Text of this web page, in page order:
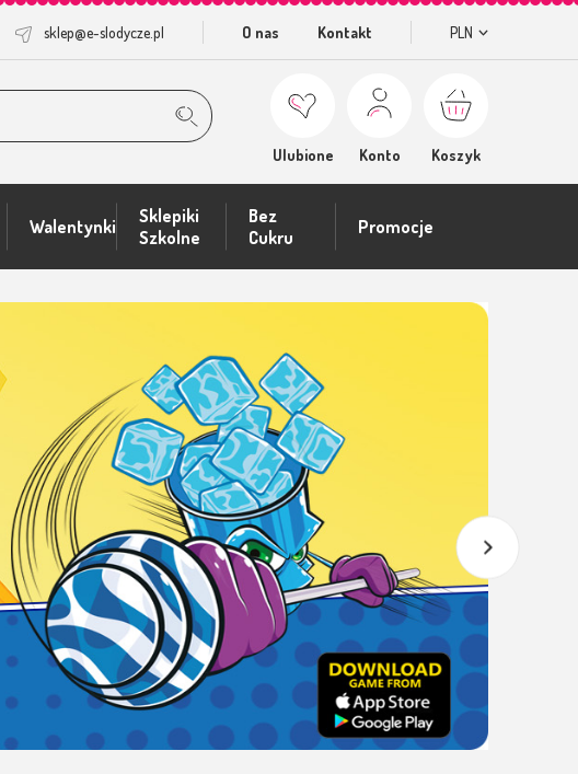
sklep@e-slodycze.pl O nas Kontakt PLN
Koszyk
Konto
Ulubione
Walentynki
Sklepiki
Szkolne
Bez
Cukru
Promocje